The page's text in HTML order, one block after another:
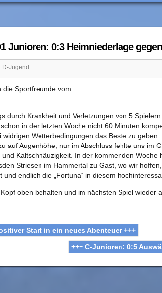
Junioren: 0:3 Heimniederlage
D-Jugend
die Sportfreunde vom
durch Krankheit und Verletzungen von 5
in der letzten Woche nicht 60 Minuten
widrigen Wetterbedingungen das Beste zu
auf Augenhöhe, nur im Abschluss fehlte uns im
Kaltschnäuzigkeit. In der kommenden Woche
Striesen im Hammertal zu Gast, wo wir
und endlich die „Fortuna“ in diesem
oben behalten und im nächsten Spiel wieder
Start in ein neues Abenteuer +++
+++ C-Junioren: 0:5